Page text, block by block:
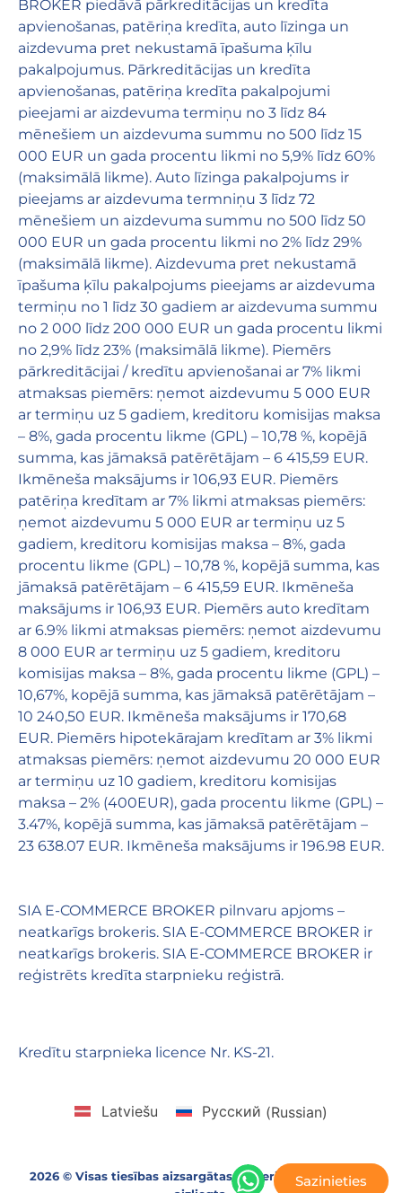
BROKER piedāvā pārkreditācijas un kredīta
apvienošanas, patēriņa kredīta, auto līzinga un
aizdevuma pret nekustamā īpašuma ķīlu
pakalpojumus. Pārkreditācijas un kredīta
apvienošanas, patēriņa kredīta pakalpojumi
pieejami ar aizdevuma termiņu no 3 līdz 84
mēnešiem un aizdevuma summu no 500 līdz 15
000 EUR un gada procentu likmi no 5,9% līdz 60%
(maksimālā likme). Auto līzinga pakalpojums ir
pieejams ar aizdevuma termniņu 3 līdz 72
mēnešiem un aizdevuma summu no 500 līdz 50
000 EUR un gada procentu likmi no 2% līdz 29%
(maksimālā likme). Aizdevuma pret nekustamā
īpašuma ķīlu pakalpojums pieejams ar aizdevuma
termiņu no 1 līdz 30 gadiem ar aizdevuma summu
no 2 000 līdz 200 000 EUR un gada procentu likmi
no 2,9% līdz 23% (maksimālā likme). Piemērs
pārkreditācijai / kredītu apvienošanai ar 7% likmi
atmaksas piemērs: ņemot aizdevumu 5 000 EUR
ar termiņu uz 5 gadiem, kreditoru komisijas maksa
– 8%, gada procentu likme (GPL) – 10,78 %, kopējā
summa, kas jāmaksā patērētājam – 6 415,59 EUR.
Ikmēneša maksājums ir 106,93 EUR. Piemērs
patēriņa kredītam ar 7% likmi atmaksas piemērs:
ņemot aizdevumu 5 000 EUR ar termiņu uz 5
gadiem, kreditoru komisijas maksa – 8%, gada
procentu likme (GPL) – 10,78 %, kopējā summa, kas
jāmaksā patērētājam – 6 415,59 EUR. Ikmēneša
maksājums ir 106,93 EUR. Piemērs auto kredītam
ar 6.9% likmi atmaksas piemērs: ņemot aizdevumu
8 000 EUR ar termiņu uz 5 gadiem, kreditoru
komisijas maksa – 8%, gada procentu likme (GPL) –
10,67%, kopējā summa, kas jāmaksā patērētājam –
10 240,50 EUR. Ikmēneša maksājums ir 170,68
EUR. Piemērs hipotekārajam kredītam ar 3% likmi
atmaksas piemērs: ņemot aizdevumu 20 000 EUR
ar termiņu uz 10 gadiem, kreditoru komisijas
maksa – 2% (400EUR), gada procentu likme (GPL) –
3.47%, kopējā summa, kas jāmaksā patērētājam –
23 638.07 EUR. Ikmēneša maksājums ir 196.98 EUR.
SIA E-COMMERCE BROKER pilnvaru apjoms –
neatkarīgs brokeris. SIA E-COMMERCE BROKER ir
neatkarīgs brokeris. SIA E-COMMERCE BROKER ir
reģistrēts kredīta starpnieku reģistrā.
Kredītu starpnieka licence Nr. KS-21.
Sazinieties
Latviešu Русский (Russian)
2026 © Visas tiesības aizsargātas. Materiālu kopēšana ir